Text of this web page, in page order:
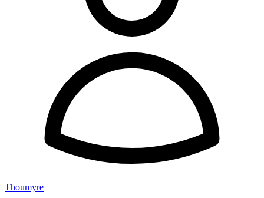
Thoumyre